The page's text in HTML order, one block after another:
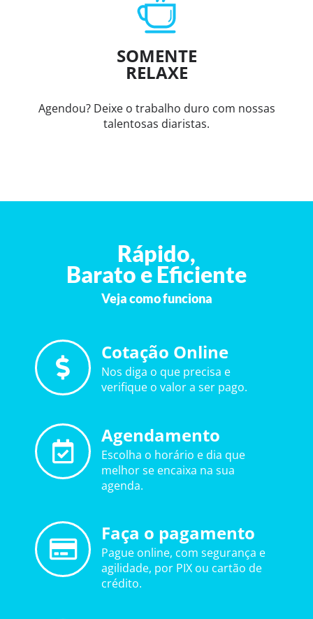
SOMENTE
RELAXE
Agendou? Deixe o trabalho duro com nossas
talentosas diaristas.
Rápido,
Barato e Eficiente
Veja como funciona
Cotação Online
Nos diga o que precisa e
verifique o valor a ser pago.
Agendamento
Escolha o horário e dia que
melhor se encaixa na sua
agenda.
Faça o pagamento
Pague online, com segurança e
agilidade, por PIX ou cartão de
crédito.